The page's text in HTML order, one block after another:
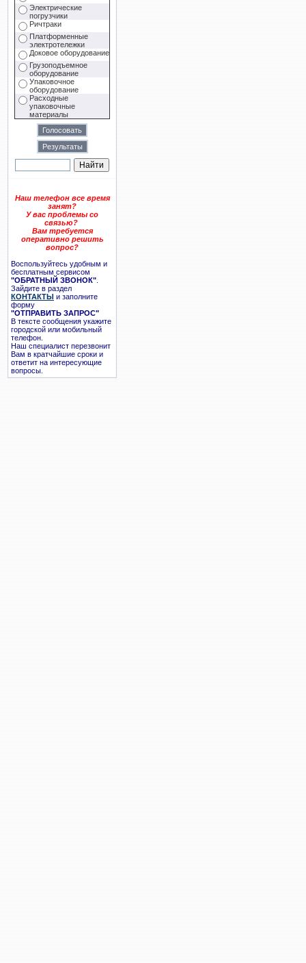
Электрические
погрузчики
Ричтраки
Платформенные
электротележки
Доковое оборудование
Грузоподъемное
оборудование
Упаковочное
оборудование
Расходные
упаковочные
материалы
Наш телефон все время
занят?
У вас проблемы со
связью?
Вам требуется
оперативно решить
вопрос?
Воспользуйтесь удобным и
бесплатным сервисом
"ОБРАТНЫЙ ЗВОНОК"
Зайдите в раздел
КОНТАКТЫ и заполните
форму
"ОТПРАВИТЬ ЗАПРОС"
В тексте сообщения укажите
городской или мобильный
телефон.
Наш специалист перезвонит
Вам в кратчайшие сроки и
ответит на интересующие
вопросы.